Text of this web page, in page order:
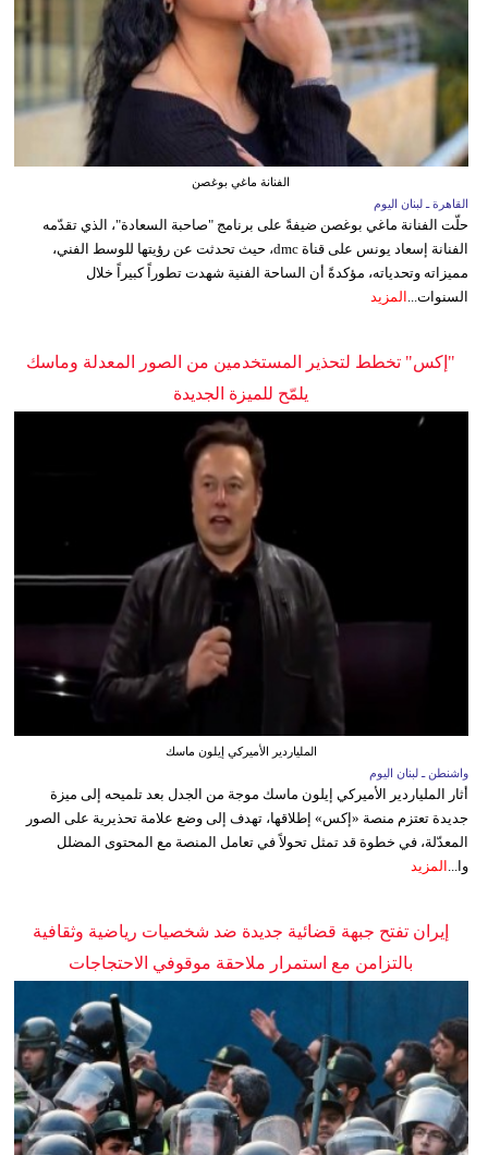
الفنانة ماغي بوغصن
القاهرة ـ لبنان اليوم
حلّت الفنانة ماغي بوغصن ضيفةً على برنامج "صاحبة السعادة"، الذي تقدّمه
الفنانة إسعاد يونس على قناة dmc، حيث تحدثت عن رؤيتها للوسط الفني،
مميزاته وتحدياته، مؤكدةً أن الساحة الفنية شهدت تطوراً كبيراً خلال
السنوات... المزيد
"إكس" تخطط لتحذير المستخدمين من الصور المعدلة وماسك
يلمّح للميزة الجديدة
الملياردير الأميركي إيلون ماسك
واشنطن ـ لبنان اليوم
أثار الملياردير الأميركي إيلون ماسك موجة من الجدل بعد تلميحه إلى ميزة
جديدة تعتزم منصة «إكس» إطلاقها، تهدف إلى وضع علامة تحذيرية على الصور
المعدّلة، في خطوة قد تمثل تحولاً في تعامل المنصة مع المحتوى المضلل
وا...
المزيد
إيران تفتح جبهة قضائية جديدة ضد شخصيات رياضية وثقافية
بالتزامن مع استمرار ملاحقة موقوفي الاحتجاجات